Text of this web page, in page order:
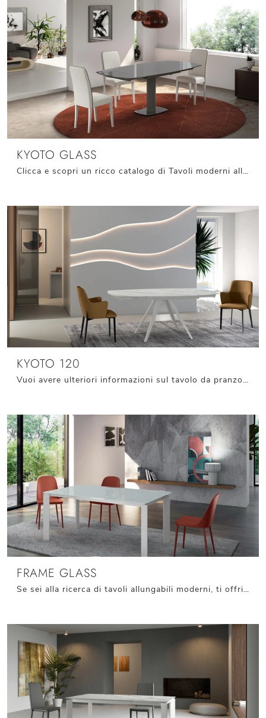
KYOTO GLASS
Clicca e scopri un ricco catalogo di Tavoli moderni allungabili da pranzo! Il modello Kyoto Glass di Stones ti sta aspettando.
KYOTO 120
Vuoi avere ulteriori informazioni sul tavolo da pranzo Kyoto 120 di Stones? Clicca e ottieni informazioni sui modelli allungabili dell'azienda.
FRAME GLASS
Se sei alla ricerca di tavoli allungabili moderni, ti offriamo il modello da pranzo in vetro Frame Glass dell'azienda Stones.